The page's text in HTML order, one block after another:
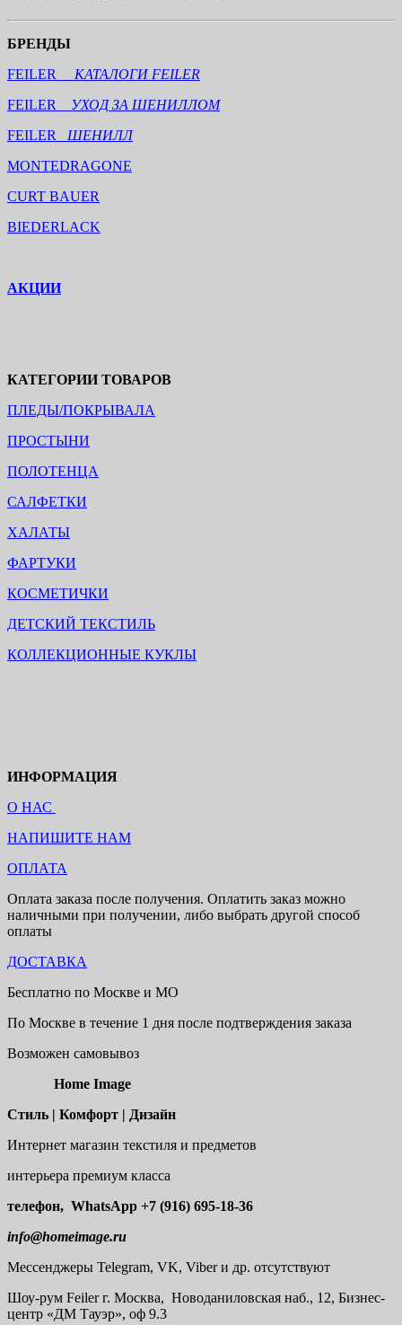
БРЕНДЫ
FEILER КАТАЛОГИ FEILER
FEILER
УХОД ЗА ШЕНИЛЛОМ
FEILER ШЕНИЛЛ
MONTEDRAGONE
CURT BAUER
BIEDERLACK
АКЦИИ
КАТЕГОРИИ ТОВАРОВ
ПЛЕДЫ/ПОКРЫВАЛА
ПРОСТЫНИ
ПОЛОТЕНЦА
САЛФЕТКИ
ХАЛАТЫ
ФАРТУКИ
КОСМЕТИЧКИ
ДЕТСКИЙ ТЕКСТИЛЬ
КОЛЛЕКЦИОННЫЕ КУКЛЫ
ИНФОРМАЦИЯ
О НАС
НАПИШИТЕ НАМ
ОПЛАТА
Оплата заказа после получения. Оплатить заказ можно
наличными при получении, либо выбрать другой способ
оплаты
ДОСТАВКА
Бесплатно по Москве и МО
По Москве в течение 1 дня после подтверждения заказа
Возможен самовывоз
Home Image
Стиль | Комфорт | Дизайн
Интернет магазин текстиля и предметов
интерьера премиум класса
телефон, WhatsApp +7 (916) 695-18-36
info@homeimage.ru
Мессенджеры Telegram, VK, Viber и др. отсутствуют
Шоу-рум Feiler г. Москва, Новоданиловская наб., 12, Бизнес-
центр «ДМ Тауэр», оф 9.3